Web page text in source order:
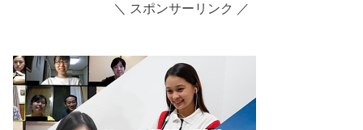
＼ スポンサーリンク ／